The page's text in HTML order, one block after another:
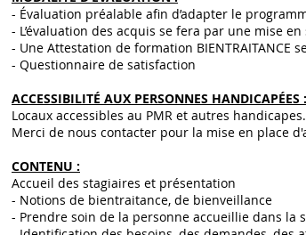
- Évaluation préalable afin d’adapter le
- L’évaluation des acquis se fera par une mise
- Une Attestation de formation BIENTRAITANCE
- Questionnaire de satisfaction
ACCESSIBILITÉ AUX PERSONNES HANDICAPÉES :
Locaux accessibles au PMR et autres handicapes.
Merci de nous contacter pour la mise en place
CONTENU :
Accueil des stagiaires et présentation
- Notions de bientraitance, de bienveillance
- Prendre soin de la personne accueillie dans la